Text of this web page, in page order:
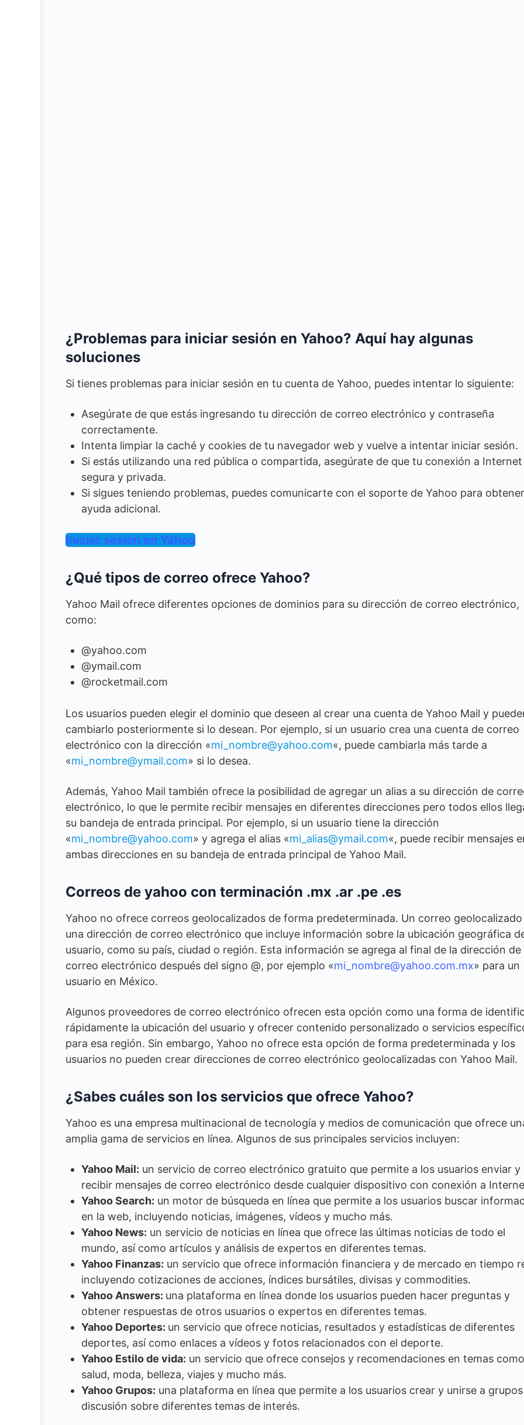
¿Problemas para iniciar sesión en Yahoo? Aquí hay algunas
soluciones
Si tienes problemas para iniciar sesión en tu cuenta de Yahoo, puedes intentar lo siguiente:
Asegúrate de que estás ingresando tu dirección de correo electrónico y contraseña
correctamente.
Intenta limpiar la caché y cookies de tu navegador web y vuelve a intentar iniciar sesión.
Si estás utilizando una red pública o compartida, asegúrate de que tu conexión a Internet
segura y privada.
Si sigues teniendo problemas, puedes comunicarte con el soporte de Yahoo para obtener
ayuda adicional.
Iniciar sesión en Yahoo
¿Qué tipos de correo ofrece Yahoo?
Yahoo Mail ofrece diferentes opciones de dominios para su dirección de correo electrónico,
como:
@yahoo.com
@ymail.com
@rocketmail.com
Los usuarios pueden elegir el dominio que deseen al crear una cuenta de Yahoo Mail y
cambiarlo posteriormente si lo desean. Por ejemplo, si un usuario crea una cuenta de correo
electrónico con la dirección «mi_nombre@yahoo.com«, puede cambiarla más tarde a
«mi_nombre@ymail.com» si lo desea.
Además, Yahoo Mail también ofrece la posibilidad de agregar un alias a su dirección de
electrónico, lo que le permite recibir mensajes en diferentes direcciones pero todos ellos
su bandeja de entrada principal. Por ejemplo, si un usuario tiene la dirección
«mi_nombre@yahoo.com» y agrega el alias «mi_alias@ymail.com«, puede recibir mensajes
ambas direcciones en su bandeja de entrada principal de Yahoo Mail.
Correos de yahoo con terminación .mx .ar .pe .es
Yahoo no ofrece correos geolocalizados de forma predeterminada. Un correo geolocalizado
una dirección de correo electrónico que incluye información sobre la ubicación geográfica
usuario, como su país, ciudad o región. Esta información se agrega al final de la dirección de
correo electrónico después del signo @, por ejemplo «mi_nombre@yahoo.com.mx» para un
usuario en México.
Algunos proveedores de correo electrónico ofrecen esta opción como una forma de
rápidamente la ubicación del usuario y ofrecer contenido personalizado o servicios
para esa región. Sin embargo, Yahoo no ofrece esta opción de forma predeterminada y los
usuarios no pueden crear direcciones de correo electrónico geolocalizadas con Yahoo Mail.
¿Sabes cuáles son los servicios que ofrece Yahoo?
Yahoo es una empresa multinacional de tecnología y medios de comunicación que ofrece
amplia gama de servicios en línea. Algunos de sus principales servicios incluyen:
Yahoo Mail: un servicio de correo electrónico gratuito que permite a los usuarios enviar y
recibir mensajes de correo electrónico desde cualquier dispositivo con conexión a
Yahoo Search: un motor de búsqueda en línea que permite a los usuarios buscar
en la web, incluyendo noticias, imágenes, vídeos y mucho más.
Yahoo News: un servicio de noticias en línea que ofrece las últimas noticias de todo el
mundo, así como artículos y análisis de expertos en diferentes temas.
Yahoo Finanzas: un servicio que ofrece información financiera y de mercado en tiempo
incluyendo cotizaciones de acciones, índices bursátiles, divisas y commodities.
Yahoo Answers: una plataforma en línea donde los usuarios pueden hacer preguntas y
obtener respuestas de otros usuarios o expertos en diferentes temas.
Yahoo Deportes: un servicio que ofrece noticias, resultados y estadísticas de diferentes
deportes, así como enlaces a vídeos y fotos relacionados con el deporte.
Yahoo Estilo de vida: un servicio que ofrece consejos y recomendaciones en temas como
salud, moda, belleza, viajes y mucho más.
Yahoo Grupos: una plataforma en línea que permite a los usuarios crear y unirse a
discusión sobre diferentes temas de interés.